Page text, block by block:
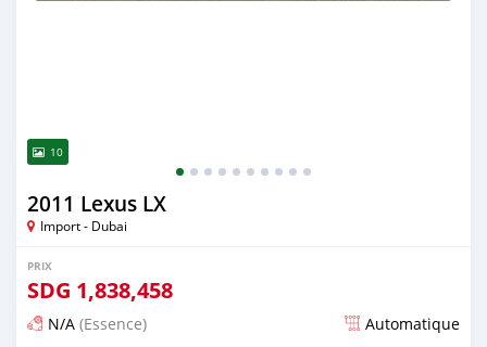
10
2011 Lexus LX
Import - Dubai
PRIX
SDG 1,838,458
N/A (Essence) Automatique